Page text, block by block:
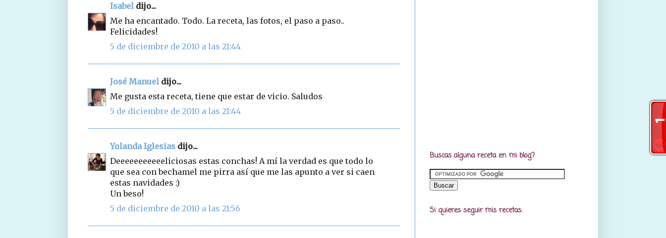
Isabel dijo...
Me ha encantado. Todo. La receta, las fotos, el paso a paso..
Felicidades!
5 de diciembre de 2010 a las 21:44
José Manuel dijo...
Me gusta esta receta, tiene que estar de vicio. Saludos
5 de diciembre de 2010 a las 21:44
Yolanda Iglesias dijo...
Deeeeeeeeeeeliciosas estas conchas! A mí la verdad es que todo lo
que sea con bechamel me pirra así que me las apunto a ver si caen
estas navidades :)
Un beso!
5 de diciembre de 2010 a las 21:56
Buscas alguna receta en mi blog?
Si quieres seguir mis recetas: